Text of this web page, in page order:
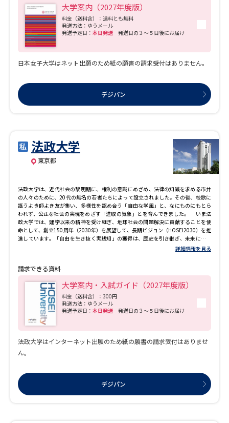
合大学であり、JR山手線内という都心に位置する１キャンパスで、全学部の学生が
文理融合の環境のもと学んでいます。 2028年度にはファッションデザイン学部(仮
称)と人間科学部(仮称)の設置を構想中です。＊ ファッションデザイン学部(仮称)は
ファッションデザイン学科(仮称)の1学科構成で、「デザイン」「テキスタイル」
「アート」「ビジネス」の文理融合4分野から多角的にアプローチし、人文社会・自
然科学の視点から幅広く学ぶことで、ファッションの未来をリードすることをめざ
します。 人間科学部(仮称)は、心理学科(仮称)と人間発達学科(仮称)の2学科構成
で、文理融合的な視点から人間を科学的に研究し、“人間とは何か”という根源的問
専攻、医薬工学専攻で構成する理工学部理工学科(すべて仮称)の設置を構想中です。
＊ これらが実現すれば、2029年度には9学部15学科4専攻を擁する文理融合の多様
な教育を推進する女子総合大学となります。 ＊2028年度と2029年度の計画は構想
中であり、内容は変更となる場合があります。 ■少人数による教育、文理融合の多
部を対象に「キャリア教育」「社会連携教育」、2021年に文部科学省が定める『数
理・データサイエンス・AI教育プログラム』に認定された「AI・データサイエンス・
ICT教育」の三つの教育認定プログラムを設置、これらのプログラムを履修すること
により、豊かな思考力・表現力・実践力を身につけます。教員と学生の距離が近
く、全学科で少人数のゼミ式の授業を展開。大学での学びの集大成として、卒業研
を学ぶ協定大学留学制度 ▽世界の名門大学で専門分野を学ぶ 本学が学生交流協定を
結ぶ海外の大学で、半年から１年間にわたり学びます。本学が認める留学は、本学
の学習の延長として専門科目の一部を外国で学ぶことや異文化でのコミュニケーシ
ョンを体得することに主眼がおかれています。 ▽協定大学留学の拡充 ノックス・カ
レッジ（米国）、リュブリャナ大学文学部（スロベニア／英語プログラム）など、
交換留学が可能な大学が増えています。交換留学できる大学を開拓することによ
り、留学先大学の授業料が免除となり、学生の留学費用の負担軽減を図っていま
す。 ▽手厚い経済的支援：独自の奨学金制度 独自の奨学金制度で学生を支援。特に
ム（語学力強化＋学部授業履修）を導入 英語力に自信のない層も挑戦可能で、より
多様な学生に門戸を開く制度設計です。円安で留学費用が高騰する中、ニュージー
ランドは比較的安価で留学が可能です。語学面と費用面でハードルを下げ、より多く
の学生に留学の機会を提供しています。 ■キャンパス敷地内の食事付き学寮 全室個
室の学寮がキャンパス敷地内にあります。 【安全】寮地区に警備員を配置、寮建物
に管理人が住込みで常駐、入退館システムで管理しており、門限は24時です。 【運
営】寮生による自治で、係や行事があります。教職員が関わりながら運営していま
す。管理は業務委託しています。 【個室】居室は約8畳、家具、ベッドは作り付けで
す。 【交流】各階の談話室はキッチン付きで、学科を超えた交流の場となっていま
す。 【食事・清掃】朝食・夕食付きで、清掃（共有場所）は委託しているので、生
活時間にゆとりができます。 ■充実したキャリア支援プログラム 理想の将来像や未
しているのが、日本女子大学のキャリア支援です。 また、2026年4月に「JWUキャ
リアライフセンター」を開設。学生が在学中からそして卒業してからも、継続的に
大学に戻って支援を受けられるようなります。在学生へのキャリア教育・キャリア
大学案内（2027年度版）
料金（送料含）：送料とも無料
発送方法：ゆうメール
発送予定日： 本日発送 発送日の３～５日後にお届け
日本女子大学はネット出願のため紙の願書の請求受付はありません。
デジパン
法政大学
東京都
法政大学は、近代社会の黎明期に、権利の意識にめざめ、法律の知識を求める市井
の人々のために、20代の無名の若者たちによって設立されました。その後、校歌に
謳うよき師よき友が集い、多様性を認め合う「自由な学風」と、なにものにもとら
われず、公正な社会の実現をめざす「進取の気象」とを育んできました。 いま法
政大学では、建学以来の精神を受け継ぎ、地球社会の問題解決に貢献することを使
命として、創立150周年（2030年）を展望して、長期ビジョン（HOSEI2030）を推
進しています。「自由を生き抜く実践知」の獲得は、歴史を引き継ぎ、未来に向け
た本学の「約束」です。 他者への共感に基づく健全な批判精神をもち、社会の課
詳細情報を見る
請求できる資料
大学案内・入試ガイド（2027年度版）
料金（送料含）：300円
発送方法：ゆうメール
発送予定日： 本日発送 発送日の３～５日後にお届け
法政大学はインターネット出願のため紙の願書の請求受付はありませ
ん。
デジパン